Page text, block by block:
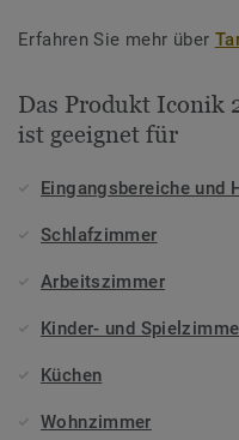
Erfahren Sie mehr über
Das Produkt Iconik
ist geeignet für
Eingangsbereiche und
Schlafzimmer
Arbeitszimmer
Kinder- und
Küchen
Wohnzimmer